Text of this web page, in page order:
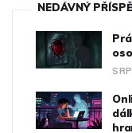
NEDÁVNÝ